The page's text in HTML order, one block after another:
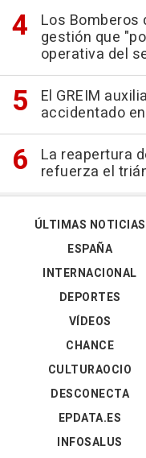
Los Bomberos
gestión que
operativa del
El GREIM
accidentado
La reapertura
refuerza el
ÚLTIMAS NOTICIAS
ESPAÑA
INTERNACIONAL
DEPORTES
VÍDEOS
CHANCE
CULTURAOCIO
DESCONECTA
EPDATA.ES
INFOSALUS